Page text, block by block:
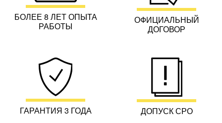
БОЛЕЕ 8 ЛЕТ ОПЫТА
РАБОТЫ
ОФИЦИАЛЬНЫЙ
ДОГОВОР
ГАРАНТИЯ 3 ГОДА ДОПУСК СРО